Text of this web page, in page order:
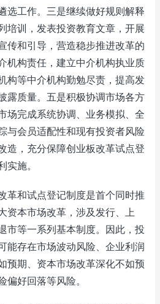
选工作。三是继续做好规则解释
培训，发表投资教育文章，开展
传和引导，营造稳步推进改革的
机构责任，建立中介机构执业质
构等中介机构勤勉尽责，提高发
露质量。五是积极协调市场各方
场完成系统协调、业务模拟、全
与会员适配性和现有投资者风险
造，充分保障创业板改革试点登
实施。
革和试点登记制度是首个同时推
资本市场改革，涉及发行、上
市等一系列基本制度。因此，投
能存在市场波动风险、企业利润
预期、资本市场改革深化不如预
偏好回落等风险。